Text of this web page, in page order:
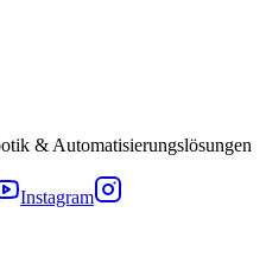
& Automatisierungslösungen
Instagram